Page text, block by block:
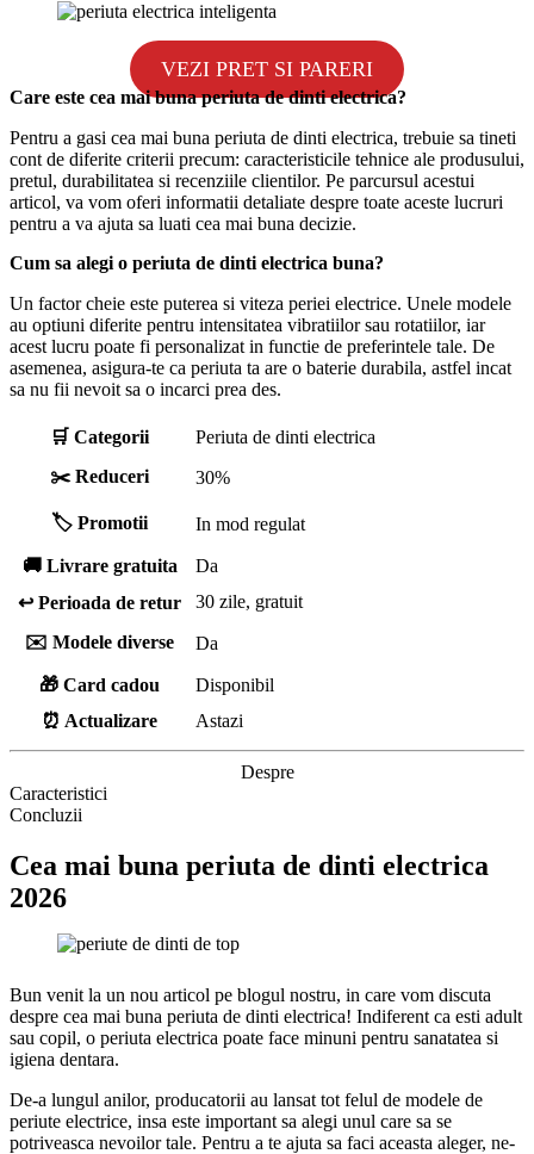
VEZI PRET SI PARERI
Care este cea mai buna periuta de dinti electrica?
Pentru a gasi cea mai buna periuta de dinti electrica, trebuie sa tineti
cont de diferite criterii precum: caracteristicile tehnice ale produsului,
pretul, durabilitatea si recenziile clientilor. Pe parcursul acestui
articol, va vom oferi informatii detaliate despre toate aceste lucruri
pentru a va ajuta sa luati cea mai buna decizie.
Cum sa alegi o periuta de dinti electrica buna?
Un factor cheie este puterea si viteza periei electrice. Unele modele
au optiuni diferite pentru intensitatea vibratiilor sau rotatiilor, iar
acest lucru poate fi personalizat in functie de preferintele tale. De
asemenea, asigura-te ca periuta ta are o baterie durabila, astfel incat
sa nu fii nevoit sa o incarci prea des.
🛒 Categorii
Periuta de dinti electrica
✂️ Reduceri
30%
🏷️ Promotii In mod regulat
🚚 Livrare gratuita
Da
↩️ Perioada de retur
30 zile, gratuit
✉️ Modele diverse
Da
🎁 Card cadou
Disponibil
⏰ Actualizare
Astazi
Despre
Caracteristici
Concluzii
Cea mai buna periuta de dinti electrica
2026
Bun venit la un nou articol pe blogul nostru, in care vom discuta
despre cea mai buna periuta de dinti electrica! Indiferent ca esti adult
sau copil, o periuta electrica poate face minuni pentru sanatatea si
igiena dentara.
De-a lungul anilor, producatorii au lansat tot felul de modele de
periute electrice, insa este important sa alegi unul care sa se
potriveasca nevoilor tale. Pentru a te ajuta sa faci aceasta aleger, ne-